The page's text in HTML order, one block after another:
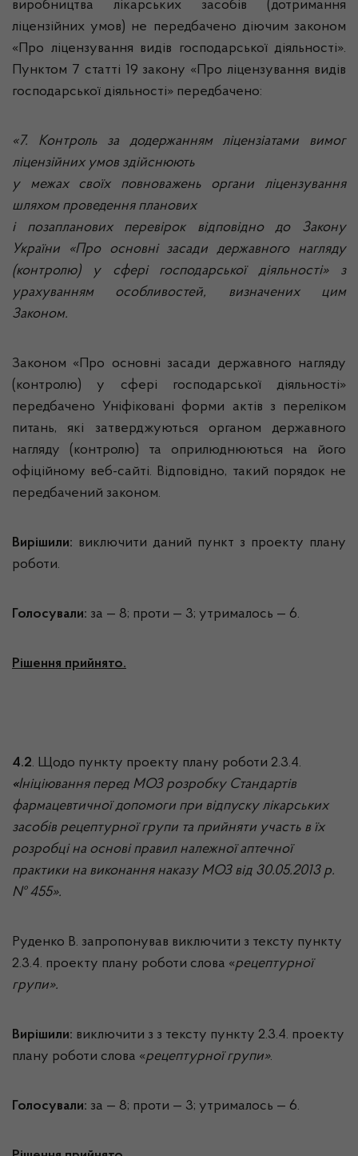
виробництва лікарських засобів (дотримання
ліцензійних умов) не передбачено діючим законом
«Про ліцензування видів господарської діяльності».
Пунктом 7 статті 19 закону «Про ліцензування видів
господарської діяльності» передбачено:
«7. Контроль за додержанням ліцензіатами вимог
ліцензійних умов здійснюють
у межах своїх повноважень органи ліцензування
шляхом проведення планових
і позапланових перевірок відповідно до Закону
України «Про основні засади державного нагляду
(контролю) у сфері господарської діяльності» з
урахуванням особливостей, визначених цим
Законом.
Законом «Про основні засади державного нагляду
(контролю) у сфері господарської діяльності»
передбачено Уніфіковані форми актів з переліком
питань, які затверджуються органом державного
нагляду (контролю) та оприлюднюються на його
офіційному веб-сайті. Відповідно, такий порядок не
передбачений законом.
Вирішили: виключити даний пункт з проекту плану
роботи.
Голосували: за — 8; проти — 3; утрималось — 6.
Рішення прийнято.
4.2. Щодо пункту проекту плану роботи 2.3.4.
«Ініціювання перед МОЗ розробку Стандартів
фармацевтичної допомоги при відпуску лікарських
засобів рецептурної групи та прийняти участь в їх
розробці на основі правил належної аптечної
практики на виконання наказу МОЗ від 30.05.2013 р.
№ 455».
Руденко В. запропонував виключити з тексту пункту
2.3.4. проекту плану роботи слова «рецептурної
групи».
Вирішили: виключити з з тексту пункту 2.3.4. проекту
плану роботи слова «рецептурної групи».
Голосували: за — 8; проти — 3; утрималось — 6.